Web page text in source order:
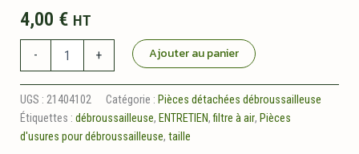
4,00 € HT
-
a
air
adaptable
echo
+ Ajouter au panier
UGS : 21404102 Catégorie : Pièces détachées débroussailleuse
Étiquettes : débroussailleuse, ENTRETIEN,filtre à air, Pièces
d'usures pour débroussailleuse, taille